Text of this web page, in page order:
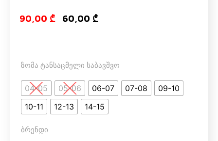
90,00 ₾ Original price
60,00 ₾Current
ზომა ტანსაცმელი საბავშვო
04-05 05-06 06-07 07-08
09-10
10-11
12-13 14-15
ბრენდი